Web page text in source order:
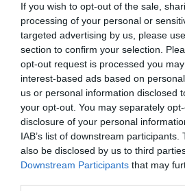
If you wish to opt-out of the sale,
processing of your personal or
targeted advertising by us, please
section to confirm your selection.
opt-out request is processed you
interest-based ads based on
us or personal information disclosed
your opt-out. You may separately
disclosure of your personal
IAB’s list of downstream
also be disclosed by us to third
Downstream Participants that may
fastighetsbolag i Rimbo
16/4 NYA BOLAG
Panthalassa Åre AB
fastighetsförvaltning i
NYA BOLAG
Nytt
Norrtälje
25/3 NYA BOLAG
Trålen 24 AB registrerat